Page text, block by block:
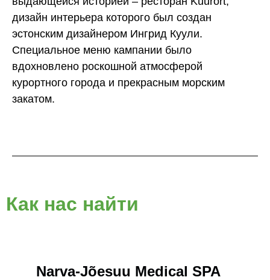
дизайн интерьера которого был создан
эстонским дизайнером Ингрид Куули.
Специальное меню кампании было
вдохновлено роскошной атмосферой
курортного города и прекрасным морским
закатом.
Как нас найти
Narva-Jõesuu Medical SPA